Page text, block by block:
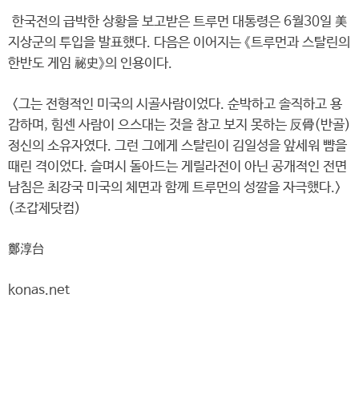
한국전의 급박한 상황을 보고받은 트루먼 대통령은 6월30일 美
지상군의 투입을 발표했다. 다음은 이어지는 《트루먼과 스탈린의
한반도 게임 秘史》의 인용이다.
<그는 전형적인 미국의 시골사람이었다. 순박하고 솔직하고 용
감하며, 힘센 사람이 으스대는 것을 참고 보지 못하는 反骨(반골)
정신의 소유자였다. 그런 그에게 스탈린이 김일성을 앞세워 뺨을
때린 격이었다. 슬며시 돌아드는 게릴라전이 아닌 공개적인 전면
남침은 최강국 미국의 체면과 함께 트루먼의 성깔을 자극했다.>
(조갑제닷컴)
鄭淳台
konas.net